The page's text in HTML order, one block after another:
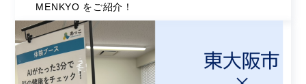
MENKYO をご紹介！